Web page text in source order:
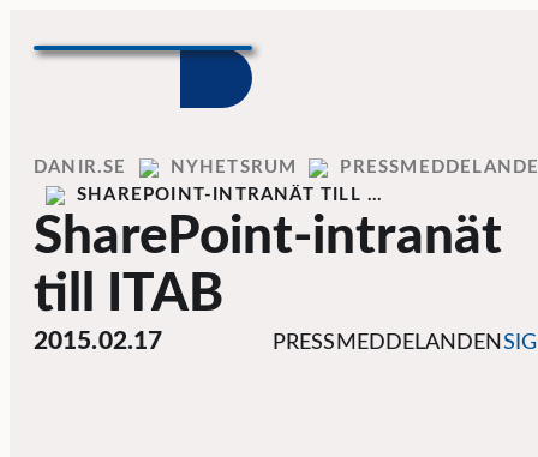
Home
DANIR NYHETSRUM
SHAREPOINT-INTRANÄT TILL …
SharePoint-intranät
till ITAB
2015.02.17 PRESSMEDDELANDEN